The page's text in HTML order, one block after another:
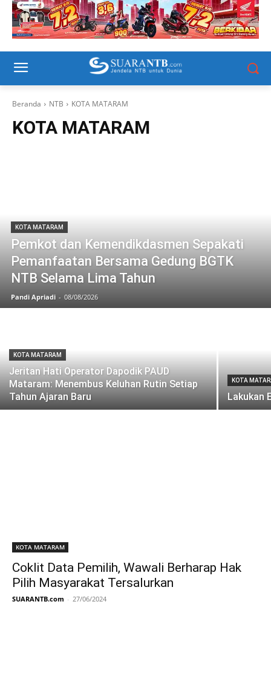
Beranda NTB KOTA MATARAM
KOTA MATARAM
KOTA MATARAM
Pemkot dan Kemendikdasmen Sepakati
Pemanfaatan Bersama Gedung BGTK
NTB Selama Lima Tahun
Pandi Apriadi - 08/08/2026
KOTA MATARAM
Jeritan Hati Operator Dapodik PAUD
Mataram: Menembus Keluhan Rutin Setiap
Tahun Ajaran Baru
KOTA
Lakukan
KOTA MATARAM
Coklit Data Pemilih, Wawali Berharap Hak
Pilih Masyarakat Tersalurkan
SUARANTB.com - 27/06/2024